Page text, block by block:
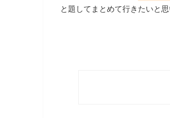
と題してまとめて行きたいと思